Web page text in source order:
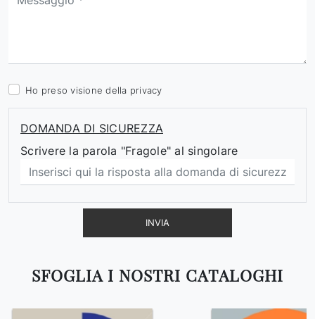
SFOGLIA I NOSTRI CATALOGHI
Ho preso visione della privacy
DOMANDA DI SICUREZZA
Scrivere la parola "Fragole" al singolare
INVIA